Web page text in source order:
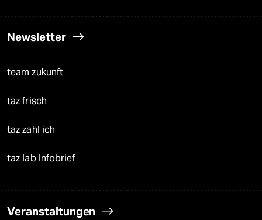
Newsletter
team zukunft
taz frisch
taz zahl ich
taz lab Infobrief
Veranstaltungen